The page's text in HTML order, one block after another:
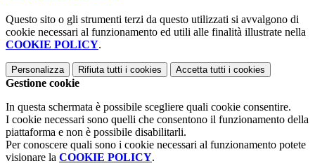
Questo sito o gli strumenti terzi da questo utilizzati si avvalgono di
cookie necessari al funzionamento ed utili alle finalità illustrate nella
COOKIE POLICY.
Personalizza Rifiuta tutti i cookies Accetta tutti i cookies
Gestione cookie
In questa schermata è possibile scegliere quali cookie consentire.
I cookie necessari sono quelli che consentono il funzionamento della
piattaforma e non è possibile disabilitarli.
Per conoscere quali sono i cookie necessari al funzionamento potete
visionare la COOKIE POLICY.